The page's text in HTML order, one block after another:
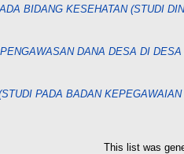
BIDANG KESEHATAN (STUDI
DANA DESA DI
PADA BADAN
This list was